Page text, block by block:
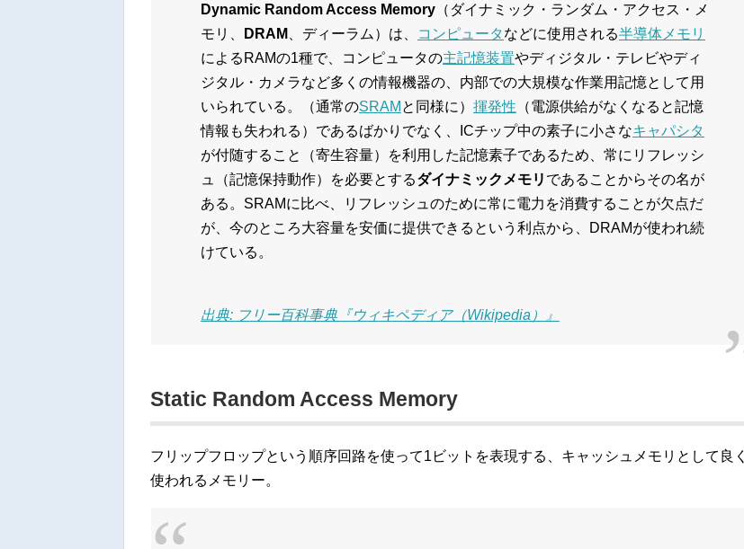
Dynamic Random Access Memory （ダイナミック・ランダム・アクセス・メ
モリ、
DRAM 、ディーラム）は、 コンピュータなどに使用される半導体メモリ
によるRAMの1種で、コンピュータの主記憶装置やディジタル・テレビやディ
ジタル・カメラなど多くの情報機器の、内部での大規模な作業用記憶として用
いられている。（通常のSRAM と同様に） 揮発性 （電源供給がなくなると記憶
情報も失われる）であるばかりでなく、ICチップ中の素子に小さなキャパシタ
が付随すること（寄生容量）を利用した記憶素子であるため、常にリフレッシ
ュ（記憶保持動作）を必要とするダイナミックメモリ であることからその名が
ある。SRAMに比べ、リフレッシュのために常に電力を消費することが欠点だ
が、今のところ大容量を安価に提供できるという利点から、DRAMが使われ続
けている。
出典: フリー百科事典『ウィキペディア（Wikipedia）』
Static Random Access Memory
フリップフロップという順序回路を使って1ビットを表現する、キャッシュメモリとして良く
使われるメモリー。